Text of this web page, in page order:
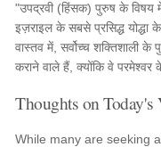
"उपद्रवी (हिंसक) पुरुष के
इज़राइल के सबसे प्रसिद्ध
वास्तव में, सर्वोच्च शक्तिशाली
कराने वाले हैं, क्योंकि वे
Thoughts on Today's
While many are seeking